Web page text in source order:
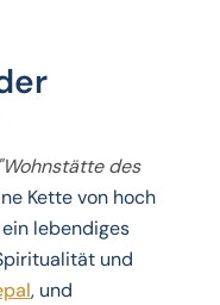
"Wohnstätte des
Kette von hoch
lebendiges
und
, und